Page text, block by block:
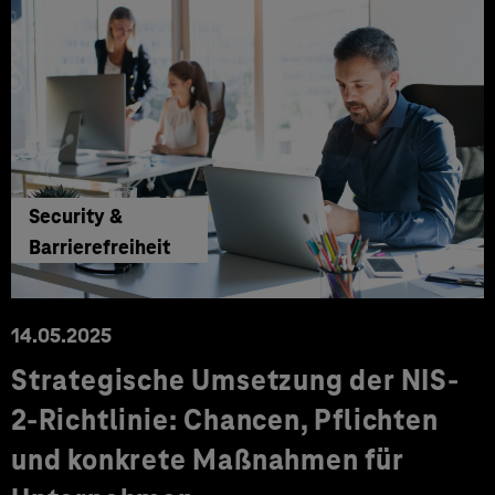
Security &
Barrierefreiheit
14.05.2025
Strategische Umsetzung der NIS-
2-Richtlinie: Chancen, Pflichten
und konkrete Maßnahmen für